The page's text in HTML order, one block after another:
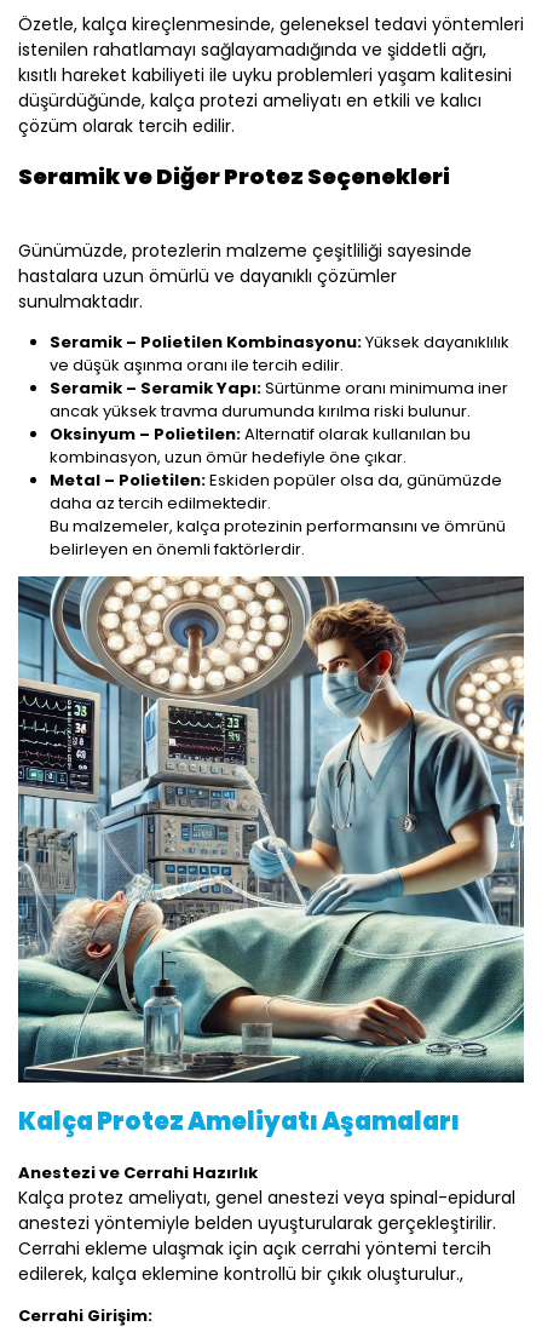
Özetle, kalça kireçlenmesinde, geleneksel tedavi yöntemleri
istenilen rahatlamayı sağlayamadığında ve şiddetli ağrı,
kısıtlı hareket kabiliyeti ile uyku problemleri yaşam kalitesini
düşürdüğünde, kalça protezi ameliyatı en etkili ve kalıcı
çözüm olarak tercih edilir.
Seramik ve Diğer Protez Seçenekleri
Günümüzde, protezlerin malzeme çeşitliliği sayesinde
hastalara uzun ömürlü ve dayanıklı çözümler
sunulmaktadır.
Seramik – Polietilen Kombinasyonu:Yüksek dayanıklılık
ve düşük aşınma oranı ile tercih edilir.
Seramik – Seramik Yapı:Sürtünme oranı minimuma iner
ancak yüksek travma durumunda kırılma riski bulunur.
Oksinyum – Polietilen:Alternatif olarak kullanılan bu
kombinasyon, uzun ömür hedefiyle öne çıkar.
Metal – Polietilen:Eskiden popüler olsa da, günümüzde
daha az tercih edilmektedir.
Bu malzemeler, kalça protezinin performansını ve ömrünü
belirleyen en önemli faktörlerdir.
Kalça Protez Ameliyatı Aşamaları
Anestezi ve Cerrahi Hazırlık
Kalça protez ameliyatı, genel anestezi veya spinal-epidural
anestezi yöntemiyle belden uyuşturularak gerçekleştirilir.
Cerrahi ekleme ulaşmak için açık cerrahi yöntemi tercih
edilerek, kalça eklemine kontrollü bir çıkık oluşturulur.,
Cerrahi Girişim: